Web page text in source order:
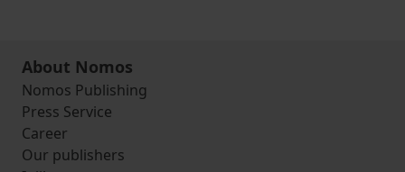
About Nomos
Nomos Publishing
Press Service
Career
Our publishers